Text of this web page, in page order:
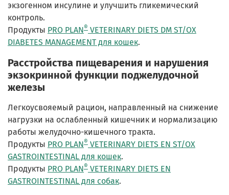
экзогенном инсулине и улучшить гликемический
контроль.
Продукты PRO PLAN® VETERINARY DIETS DM ST/OX
DIABETES MANAGEMENT для кошек.
Расстройства пищеварения и нарушения
экзокринной функции поджелудочной
железы
Легкоусвояемый рацион, направленный на снижение
нагрузки на ослабленный кишечник и нормализацию
работы желудочно-кишечного тракта.
Продукты PRO PLAN® VETERINARY DIETS EN ST/OX
GASTROINTESTINAL для кошек.
Продукты PRO PLAN® VETERINARY DIETS EN
GASTROINTESTINAL для собак.